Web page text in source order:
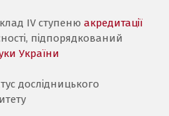
IV ступенюакредитації
підпорядкований
України
дослідницького